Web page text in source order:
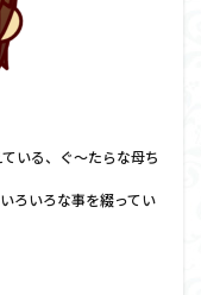
いる、ぐ～たらな母ち
ろいろな事を綴ってい